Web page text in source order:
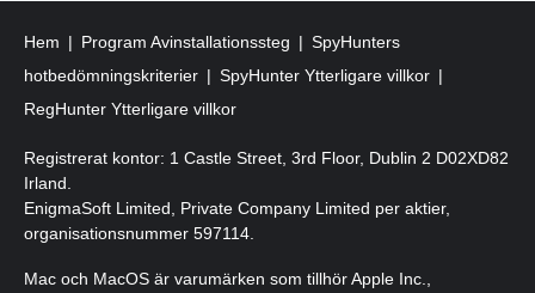
Hem Program Avinstallationssteg
SpyHunters
hotbedömningskriterier
SpyHunter Ytterligare villkor
RegHunter Ytterligare villkor
Registrerat kontor: 1 Castle Street, 3rd Floor, Dublin 2 D02XD82
Irland.
EnigmaSoft Limited, Private Company Limited per aktier,
organisationsnummer 597114.
Mac och MacOS är varumärken som tillhör Apple Inc.,